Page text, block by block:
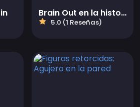
Brain Out en la historia de amor 2
5.0 (1 Reseñas)